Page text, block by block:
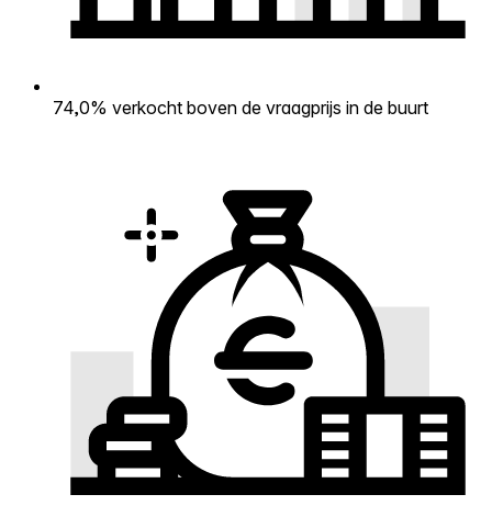
74,0% verkocht boven de vraagprijs in de buurt